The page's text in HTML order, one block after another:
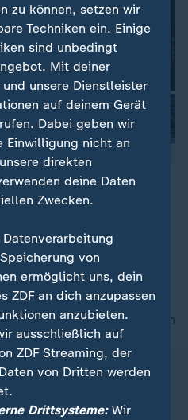
sich die
Corona auf eine
ZDF-Börsenexpertin
nach oben
zu können, setzen wir
Techniken ein. Einige
sind unbedingt
Mit deiner
unsere Dienstleister
auf deinem Gerät
Dabei geben wir
Einwilligung nicht an
direkten
deine Daten
Zwecken.
von
ermöglicht uns, dein
ZDF an dich anzupassen
anzubieten.
ausschließlich auf
ZDF Streaming, der
von Dritten werden
Drittsysteme:Wir